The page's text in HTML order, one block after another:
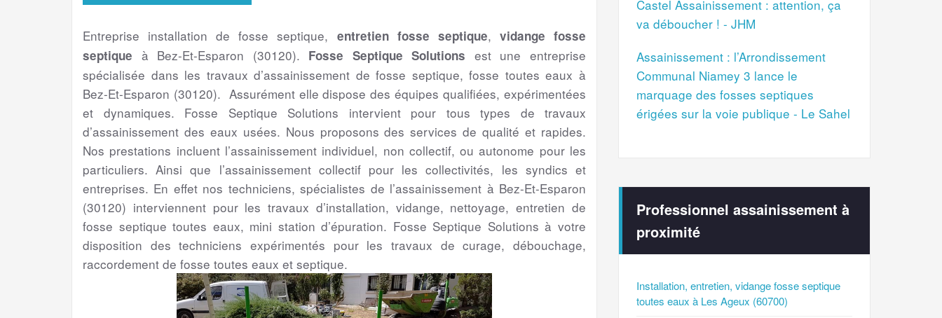
Entreprise installation de fosse septique, entretien fosse septique, vidange fosse
septique à Bez-Et-Esparon (30120). Fosse Septique Solutions est une entreprise
spécialisée dans les travaux d’assainissement de fosse septique, fosse toutes eaux à
Bez-Et-Esparon (30120). Assurément elle dispose des équipes qualifiées, expérimentées
et dynamiques. Fosse Septique Solutions intervient pour tous types de travaux
d’assainissement des eaux usées. Nous proposons des services de qualité et rapides.
Nos prestations incluent l’assainissement individuel, non collectif, ou autonome pour les
particuliers. Ainsi que l’assainissement collectif pour les collectivités, les syndics et
entreprises. En effet nos techniciens, spécialistes de l’assainissement à Bez-Et-Esparon
(30120) interviennent pour les travaux d’installation, vidange, nettoyage, entretien de
fosse septique toutes eaux, mini station d’épuration. Fosse Septique Solutions à votre
disposition des techniciens expérimentés pour les travaux de curage, débouchage,
raccordement de fosse toutes eaux et septique.
Castel Assainissement : attention, ça
va déboucher ! - JHM
Assainissement : l’Arrondissement
Communal Niamey 3 lance le
marquage des fosses septiques
érigées sur la voie publique - Le Sahel
Professionnel assainissement à
proximité
Installation, entretien, vidange fosse septique
toutes eaux à Les Ageux (60700)